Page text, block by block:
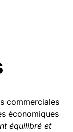
commerciales
économiques
équilibré et